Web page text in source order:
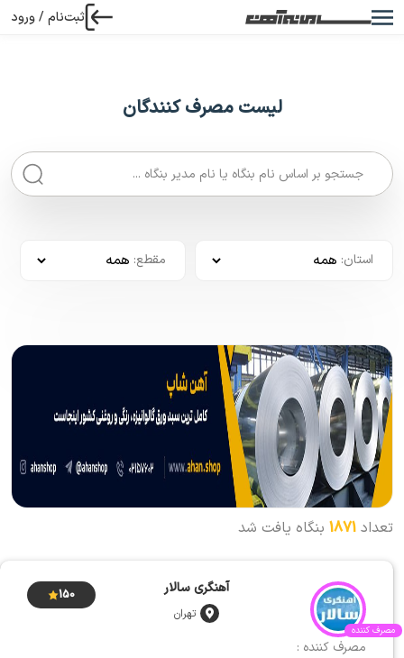
ثبت‌نام / ورود
لیست مصرف کنندگان
استان: مقطع:
تعداد 1871 بنگاه یافت شد
مصرف کننده
آهنگری سالار
تهران
150
مصرف کننده :